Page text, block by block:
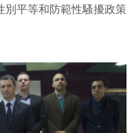
別平等和防範性騷擾政策